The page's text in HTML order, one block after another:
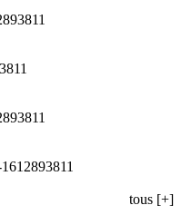
tous [+]